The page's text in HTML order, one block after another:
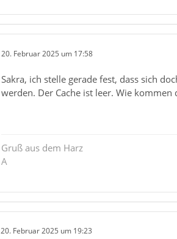
20. Februar 2025 um 17:58
Sakra, ich stelle gerade fest, dass sich
werden. Der Cache ist leer. Wie kommen
Gruß aus dem Harz
A
20. Februar 2025 um 19:23